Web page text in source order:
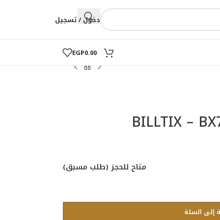
دخول / تسجيل
EGP0.00
متاح للحجز (طلب مسبق)
إلى السلة